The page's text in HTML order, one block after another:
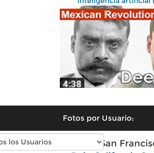
Fotos por Usuario:
Fotos modernas de San